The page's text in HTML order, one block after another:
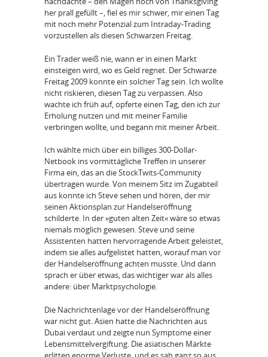
her prall gefüllt –, fiel es mir schwer, mir einen Tag
mit noch mehr Potenzial zum Intraday-Trading
vorzustellen als diesen Schwarzen Freitag.
Ein Trader weiß nie, wann er in einen Markt
einsteigen wird, wo es Geld regnet. Der Schwarze
Freitag 2009 konnte ein solcher Tag sein. Ich wollte
nicht riskieren, diesen Tag zu verpassen. Also
wachte ich früh auf, opferte einen Tag, den ich zur
Erholung nutzen und mit meiner Familie
verbringen wollte, und begann mit meiner Arbeit.
Ich wählte mich über ein billiges 300-Dollar-
Netbook ins vormittägliche Treffen in unserer
Firma ein, das an die StockTwits-Community
übertragen wurde. Von meinem Sitz im Zugabteil
aus konnte ich Steve sehen und hören, der mir
seinen Aktionsplan zur Handelseröffnung
schilderte. In der »guten alten Zeit« wäre so etwas
niemals möglich gewesen. Steve und seine
Assistenten hatten hervorragende Arbeit geleistet,
indem sie alles aufgelistet hatten, worauf man vor
der Handelseröffnung achten musste. Und dann
sprach er über etwas, das wichtiger war als alles
andere: über Marktpsychologie.
Die Nachrichtenlage vor der Handelseröffnung
war nicht gut. Asien hatte die Nachrichten aus
Dubai verdaut und zeigte nun Symptome einer
Lebensmittelvergiftung. Die asiatischen Märkte